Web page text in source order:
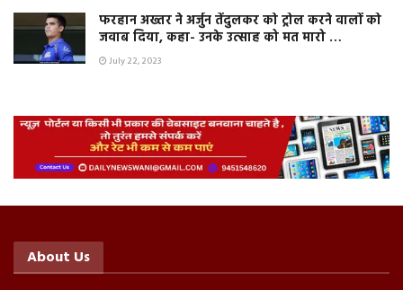
फरहान अख्तर ने अर्जुन तेंदुलकर को ट्रोल करने वालों को
जवाब दिया, कहा- उनके उत्साह को मत मारो …
July 22, 2023
About Us